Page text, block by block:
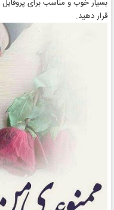
بسیار خوب و مناسب برای
قرار دهید.